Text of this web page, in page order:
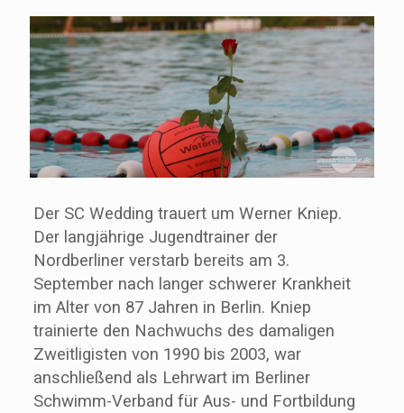
Der SC Wedding trauert um Werner Kniep.
Der langjährige Jugendtrainer der
Nordberliner verstarb bereits am 3.
September nach langer schwerer Krankheit
im Alter von 87 Jahren in Berlin. Kniep
trainierte den Nachwuchs des damaligen
Zweitligisten von 1990 bis 2003, war
anschließend als Lehrwart im Berliner
Schwimm-Verband für Aus- und Fortbildung